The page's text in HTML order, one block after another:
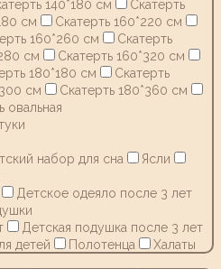
140*180 см
Скатерть
см
Скатерть 160*220 см
160*260 см
Скатерть
см
Скатерть 160*320 см
180*180 см
Скатерть
см
Скатерть 180*360 см
овальная
набор для сна
Ясли
Детское одеяло после 3 лет
Детская подушка после 3 лет
детей Полотенца
Халаты